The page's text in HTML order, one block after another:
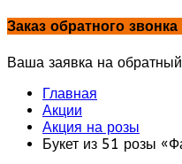
Заказ обратного звонка
Ваша заявка на
Главная
Акции
Акция на розы
Букет из 51 розы